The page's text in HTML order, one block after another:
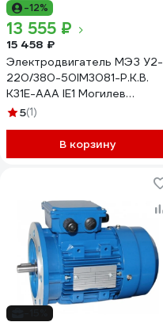
-12%
13 555 ₽
15 458 ₽
Электродвигатель МЭЗ У2-
220/380-50IM3081-Р.К.В.
К31Е-ААА IE1 Могилев
АИР80А4 1,1*1500 3081
5(1)
В корзину